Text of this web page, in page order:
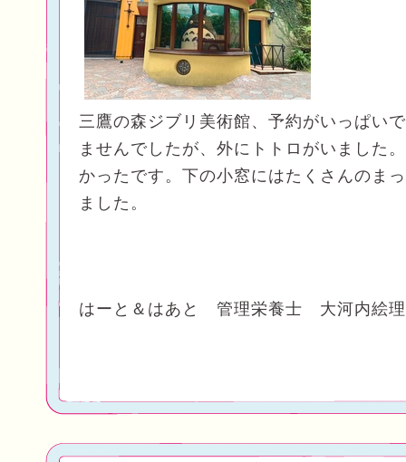
三鷹の森ジブリ美術館、予約がいっぱい
ませんでしたが、外にトトロがいました
かったです。下の小窓にはたくさんのま
ました。
はーと＆はあと 管理栄養士 大河内絵